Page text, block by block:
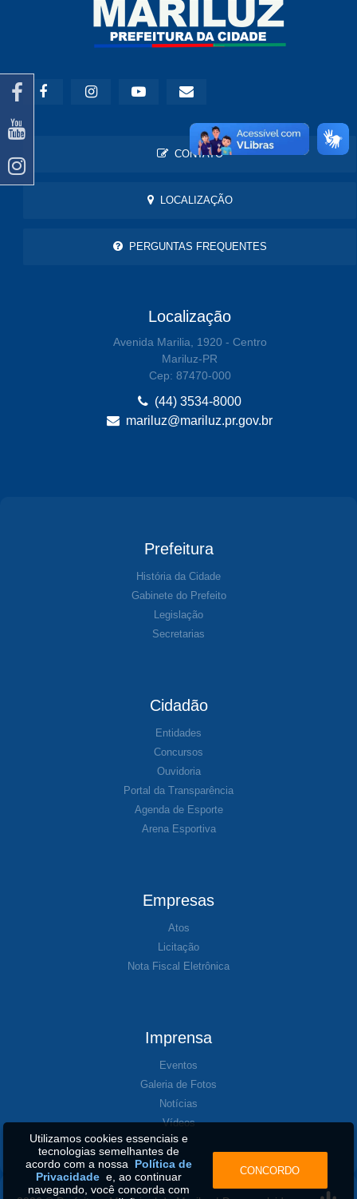
CONTATO
LOCALIZAÇÃO
PERGUNTAS FREQUENTES
Localização
Avenida Marilia, 1920 - Centro
Mariluz-PR
Cep: 87470-000
(44) 3534-8000
mariluz@mariluz.pr.gov.br
Prefeitura
História da Cidade
Gabinete do Prefeito
Legislação
Secretarias
Cidadão
Entidades
Concursos
Ouvidoria
Portal da Transparência
Agenda de Esporte
Arena Esportiva
Empresas
Atos
Licitação
Nota Fiscal Eletrônica
Imprensa
Eventos
Galeria de Fotos
Notícias
Vídeos
Utilizamos cookies essenciais e
tecnologias semelhantes de
acordo com a nossa Política de
Privacidadee, ao continuar
navegando, você concorda com
CONCORDO